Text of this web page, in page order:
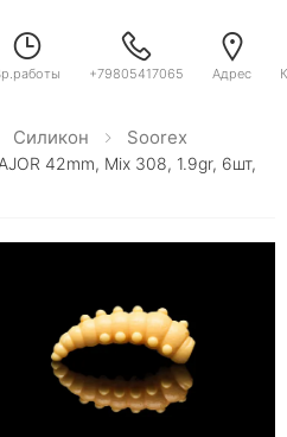
+79805417065 Адрес
Силикон Soorex
42mm, Mix 308, 1.9gr, 6шт,